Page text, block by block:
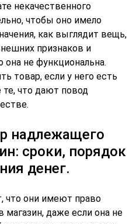
некачественного
чтобы оно имело
как выглядит вещь,
признаков и
она не функциональна.
товар, если у него есть
что дают повод
надлежащего
сроки, порядок
денег.
что они имеют право
даже если она не